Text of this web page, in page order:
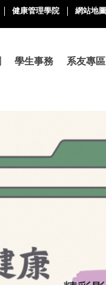
學生事務 系友專區
健康管理學院 網站地圖